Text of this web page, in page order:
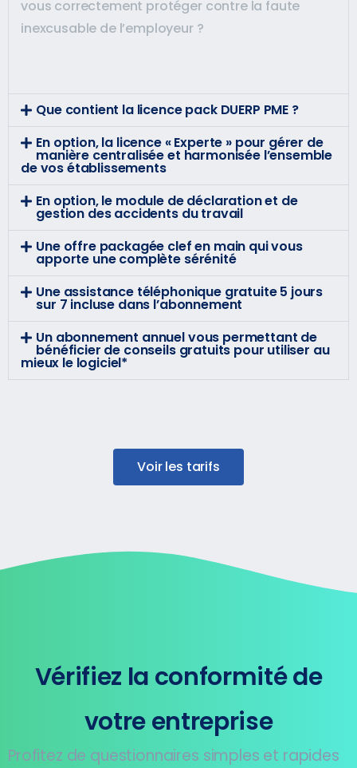
vous correctement protéger contre la faute
inexcusable de l’employeur ?
Que contient la licence pack DUERP PME ?
En option, la licence « Experte » pour gérer de
manière centralisée et harmonisée l’ensemble
de vos établissements
En option, le module de déclaration et de
gestion des accidents du travail
Une offre packagée clef en main qui vous
apporte une complète sérénité
Une assistance téléphonique gratuite 5 jours
sur 7 incluse dans l’abonnement
Un abonnement annuel vous permettant de
bénéficier de conseils gratuits pour utiliser au
mieux le logiciel*
Voir les tarifs
Vérifiez la conformité de
votre entreprise
Profitez de questionnaires simples et rapides